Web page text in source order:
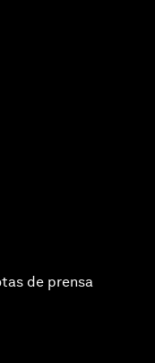
de prensa